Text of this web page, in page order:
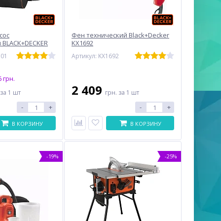
грн.
за 1 шт
- +
В КОРЗИНУ
Фен технический Black+Decker
KX1692
Артикул: KX1692
2 409 грн. за 1 шт
- +
В КОРЗИНУ
-19% -25%